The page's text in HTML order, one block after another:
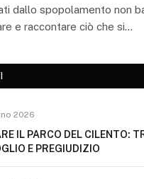
dallo spopolamento non
e raccontare ciò che si…
2026
IL PARCO DEL CILENTO:
E PREGIUDIZIO